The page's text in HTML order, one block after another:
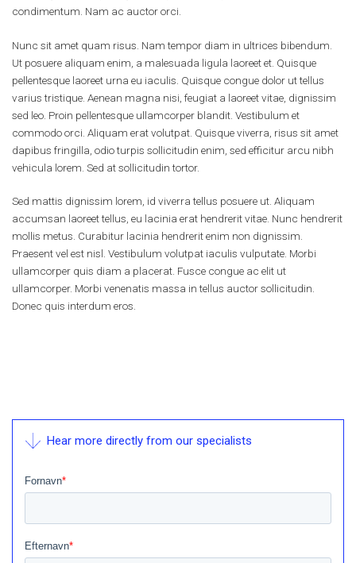
condimentum. Nam ac auctor orci.
Nunc sit amet quam risus. Nam tempor diam in ultrices bibendum.
Ut posuere aliquam enim, a malesuada ligula laoreet et. Quisque
pellentesque laoreet urna eu iaculis. Quisque congue dolor ut tellus
varius tristique. Aenean magna nisi, feugiat a laoreet vitae, dignissim
sed leo. Proin pellentesque ullamcorper blandit. Vestibulum et
commodo orci. Aliquam erat volutpat. Quisque viverra, risus sit amet
dapibus fringilla, odio turpis sollicitudin enim, sed efficitur arcu nibh
vehicula lorem. Sed at sollicitudin tortor.
Sed mattis dignissim lorem, id viverra tellus posuere ut. Aliquam
accumsan laoreet tellus, eu lacinia erat hendrerit vitae. Nunc hendrerit
mollis metus. Curabitur lacinia hendrerit enim non dignissim.
Praesent vel est nisl. Vestibulum volutpat iaculis vulputate. Morbi
ullamcorper quis diam a placerat. Fusce congue ac elit ut
ullamcorper. Morbi venenatis massa in tellus auctor sollicitudin.
Donec quis interdum eros.
Hear more directly from our specialists